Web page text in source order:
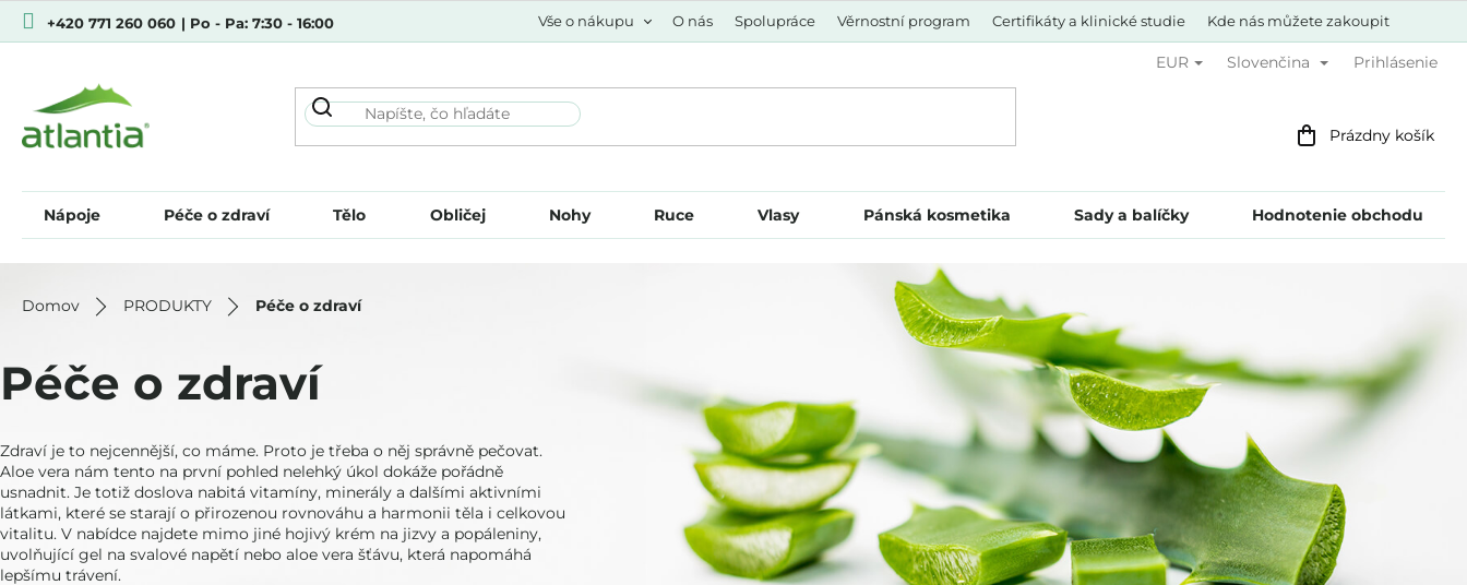
Prejsť
+420 771 260 060 | Po - Pa: 7:30 - 16:00 Vše o nákupu O nás Spolupráce Věrnostní program Certifikáty a klinické studie Kde nás můžete zakoupit
EUR Slovenčina Prihlásenie
Nákupný
Prázdny košík
Nápoje Péče o zdraví Tělo Obličej Nohy Ruce Vlasy Pánská kosmetika Sady a balíčky Hodnotenie obchodu
Domov PRODUKTY Péče o zdraví
Péče o zdraví
Zdraví je to nejcennější, co máme. Proto je třeba o něj správně pečovat.
Aloe vera nám tento na první pohled nelehký úkol dokáže pořádně
usnadnit. Je totiž doslova nabitá vitamíny, minerály a dalšími aktivními
látkami, které se starají o přirozenou rovnováhu a harmonii těla i celkovou
vitalitu. V nabídce najdete mimo jiné hojivý krém na jizvy a popáleniny,
uvolňující gel na svalové napětí nebo aloe vera šťávu, která napomáhá
lepšímu trávení.